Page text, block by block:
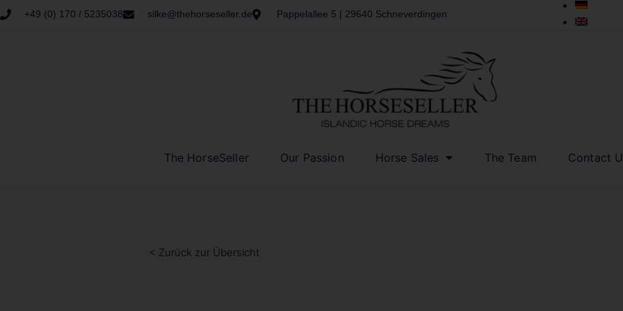
+49 (0) 170 / 5235038 silke@thehorseseller.de Pappelallee 5 | 29640 Schneverdingen
The HorseSeller Our Passion Horse Sales The Team Contact
< Zurück zur Übersicht